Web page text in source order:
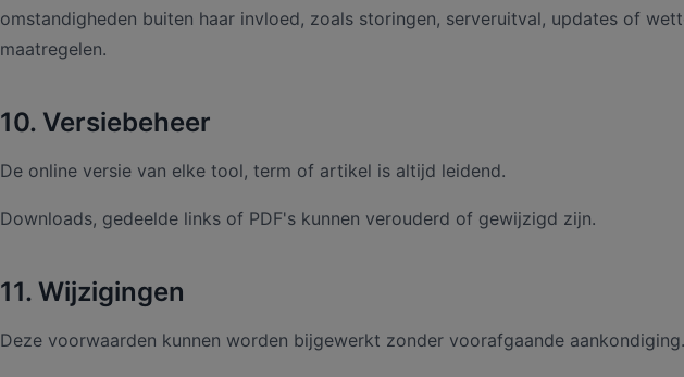
omstandigheden buiten haar invloed, zoals storingen, serveruitval, updates of
maatregelen.
10. Versiebeheer
De online versie van elke tool, term of artikel is altijd leidend.
Downloads, gedeelde links of PDF's kunnen verouderd of gewijzigd zijn.
11. Wijzigingen
Deze voorwaarden kunnen worden bijgewerkt zonder voorafgaande aankondiging.